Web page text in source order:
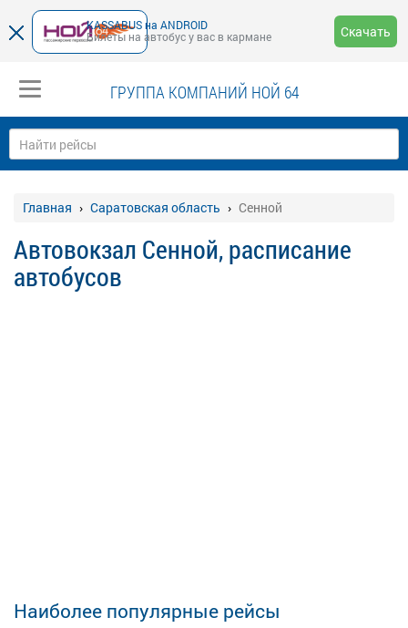
KASSABUS на ANDROID
Билеты на автобус у вас в кармане
Скачать
ГРУППА КОМПАНИЙ НОЙ 64
Главная Саратовская область Сенной
Автовокзал Сенной, расписание
автобусов
Наиболее популярные рейсы